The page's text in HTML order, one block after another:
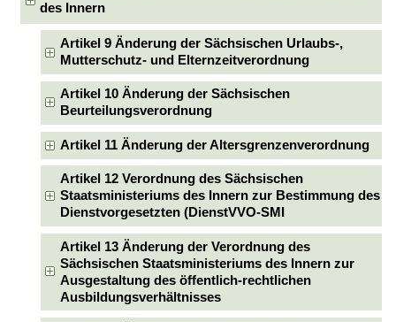
des Innern
Artikel 9 Änderung der Sächsischen Urlaubs-,
Mutterschutz- und Elternzeitverordnung
Artikel 10 Änderung der Sächsischen
Beurteilungsverordnung
Artikel 11 Änderung der Altersgrenzenverordnung
Artikel 12 Verordnung des Sächsischen
Staatsministeriums des Innern zur Bestimmung des
Dienstvorgesetzten (DienstVVO-SMI
Artikel 13 Änderung der Verordnung des
Sächsischen Staatsministeriums des Innern zur
Ausgestaltung des öffentlich-rechtlichen
Ausbildungsverhältnisses